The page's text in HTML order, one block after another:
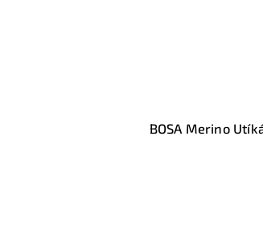
BOSA Merino Utíkám do lesa dark blue -